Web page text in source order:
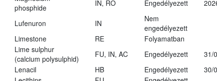
phosphide
IN, RO Engedélyezett
Lufenuron IN
Nem
engedélyezett
Limestone
RE
Folyamatban
Lime sulphur
(calcium polysulphid)
FU, IN, AC Engedélyezett
31/
Lenacil
HB Engedélyezett
30/